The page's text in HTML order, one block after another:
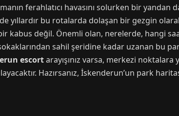
ferahlatıcı havasını solurken bir yandan
yıllardır bu rotalarda dolaşan bir gezgin
kabus değil. Önemli olan, nerelerde, hangi
sahil şeridine kadar uzanan bu
escortarayışınız varsa, merkezi noktalara
Hazırsanız, İskenderun’un park